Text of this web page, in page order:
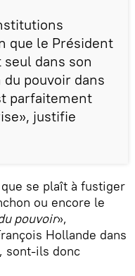
que le Président
dans son
pouvoir dans
parfaitement
justifie
se plaît à fustiger
ou encore le
pouvoir»,
Hollande dans
sont-ils donc